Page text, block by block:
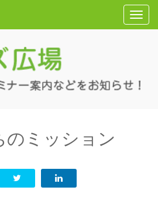
T
o
e
のミッション